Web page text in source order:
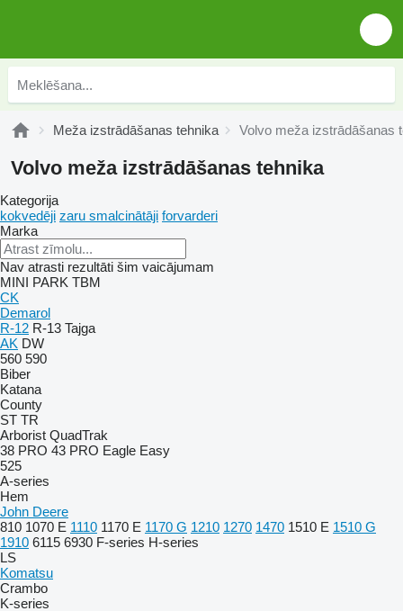
Meža izstrādāšanas tehnika Volvo meža izstrādāšanas
Volvo meža izstrādāšanas tehnika
Kategorija
kokvedēji zaru smalcinātāji forvarderi
Marka
Nav atrasti rezultāti šim vaicājumam
MINI PARK TBM
CK
Demarol
R-12 R-13 Tajga
AK DW
560 590
Biber
Katana
County
ST TR
Arborist QuadTrak
38 PRO 43 PRO Eagle Easy
525
A-series
Hem
John Deere
810 1070 E 1110 1170 E 1170 G 1210 1270 1470 1510 E 1510 G
1910 6115 6930 F-series H-series
LS
Komatsu
Crambo
K-series